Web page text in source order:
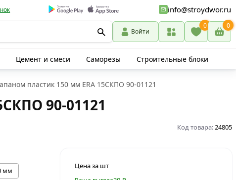
info@stroydwor.ru
Войти
0 0
Цемент и смеси Саморезы Строительные блоки
пластик 150 мм ERA 15СКПО 90-01121
90-01121
Код товара:24805
мм
Цена за шт